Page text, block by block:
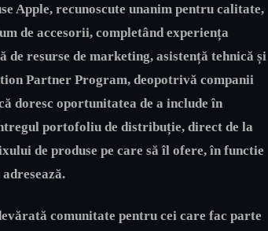
Apple, recunoscute unanim pentru calitate,
de accesorii, completând experiența
resurse de marketing, asistență tehnică și
Partner Program, deopotrivă companii
doresc oportunitatea de a include în
portofoliu de distribuție, direct de la
de produse pe care să îl ofere, în functie
comunitate pentru cei care fac parte